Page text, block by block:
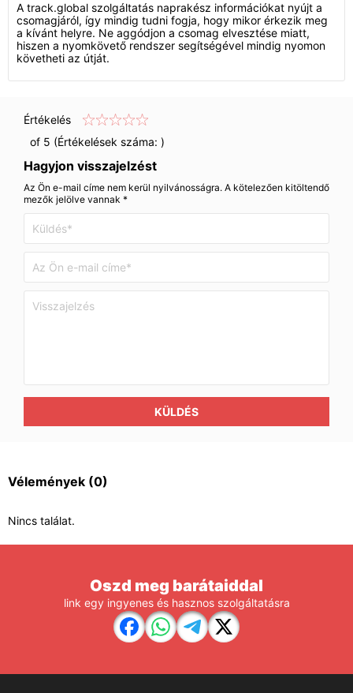
A track.global szolgáltatás naprakész információkat nyújt a
csomagjáról, így mindig tudni fogja, hogy mikor érkezik meg
a kívánt helyre. Ne aggódjon a csomag elvesztése miatt,
hiszen a nyomkövető rendszer segítségével mindig nyomon
követheti az útját.
Értékelés
of 5 (Értékelések száma: )
Hagyjon visszajelzést
Az Ön e-mail címe nem kerül nyilvánosságra. A kötelezően kitöltendő
mezők jelölve vannak *
KÜLDÉS
Vélemények (0)
Nincs találat.
Oszd meg barátaiddal
link egy ingyenes és hasznos szolgáltatásra